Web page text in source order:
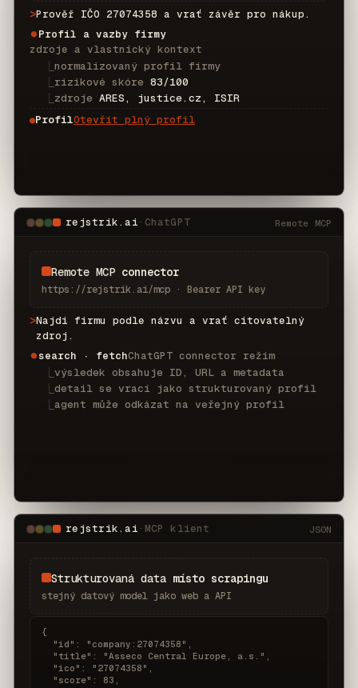
>Prověř IČO 27074358 a vrať závěr pro nákup.
⏺Profil a vazby firmy
zdroje a vlastnický kontext
normalizovaný profil firmy
rizikové skóre 83/100
zdroje ARES, justice.cz, ISIR
●ProfilOtevřít plný profil
rejstrik.ai · ChatGPT Remote MCP
Remote MCP connector
https://rejstrik.ai/mcp · Bearer API key
>Najdi firmu podle názvu a vrať citovatelný
zdroj.
⏺search · fetchChatGPT connector režim
výsledek obsahuje ID, URL a metadata
detail se vrací jako strukturovaný profil
agent může odkázat na veřejný profil
rejstrik.ai · MCP klient JSON
Strukturovaná data místo scrapingu
stejný datový model jako web a API
{
  "id": "company:27074358",
  "title": "Asseco Central Europe, a.s.",
  "ico": "27074358",
  "score": 83,